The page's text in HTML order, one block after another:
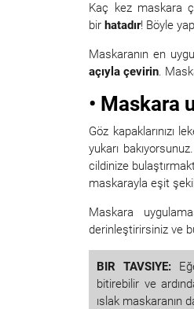
Kaç kez maskara
birhatadır! Böyle
Maskaranın en
açıyla çevirin.
• Maskara
Göz kapaklarınızı
yukarı
cildinize
maskarayla eşit
Maskara
derinleştirirsiniz ve
BIR TAVSIYE:
bitirebilir ve
ıslak maskaranın